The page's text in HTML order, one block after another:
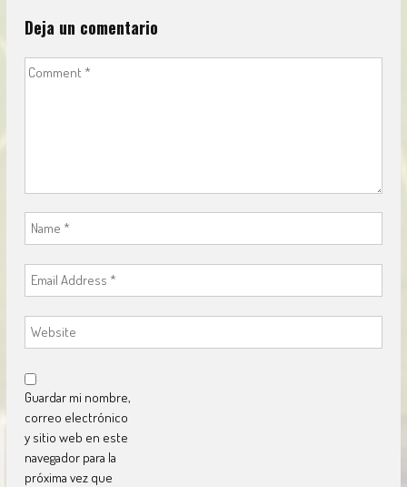
Deja un comentario
Guardar mi nombre,
correo electrónico
y sitio web en este
navegador para la
próxima vez que